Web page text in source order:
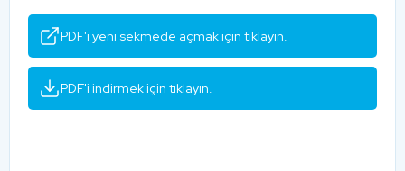
PDF'i yeni sekmede açmak için tıklayın.
PDF'i indirmek için tıklayın.